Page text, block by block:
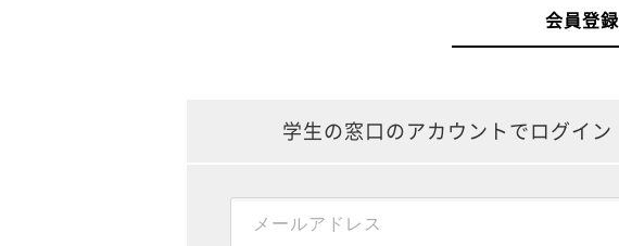
会員登録
学生の窓口のアカウントでログイン